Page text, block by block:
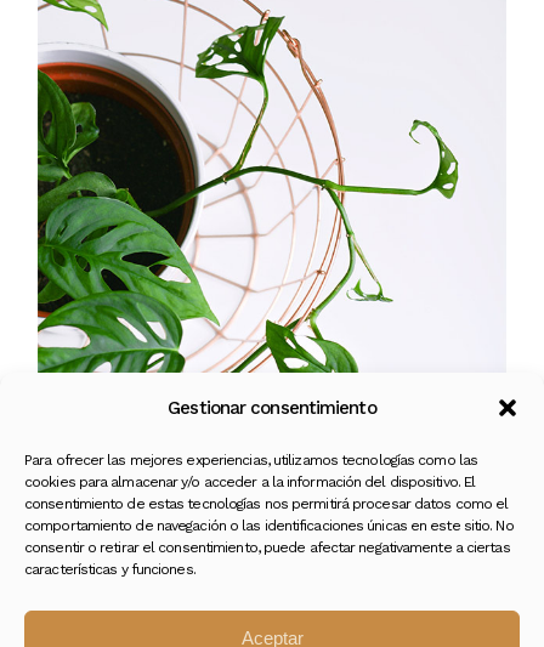
Gestionar consentimiento
Para ofrecer las mejores experiencias, utilizamos tecnologías como las
cookies para almacenar y/o acceder a la información del dispositivo. El
consentimiento de estas tecnologías nos permitirá procesar datos como el
comportamiento de navegación o las identificaciones únicas en este sitio. No
consentir o retirar el consentimiento, puede afectar negativamente a ciertas
características y funciones.
Aceptar